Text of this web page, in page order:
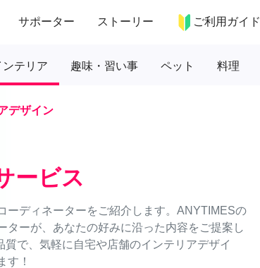
サポーター ストーリー ご利用ガイド
ンテリア 趣味・習い事 ペット 料理
デザイン
ービス
ーディネーターをご紹介します。ANYTIMESの
ーが、あなたの好みに沿った内容をご提案し
で、気軽に自宅や店舗のインテリアデザイ
す！